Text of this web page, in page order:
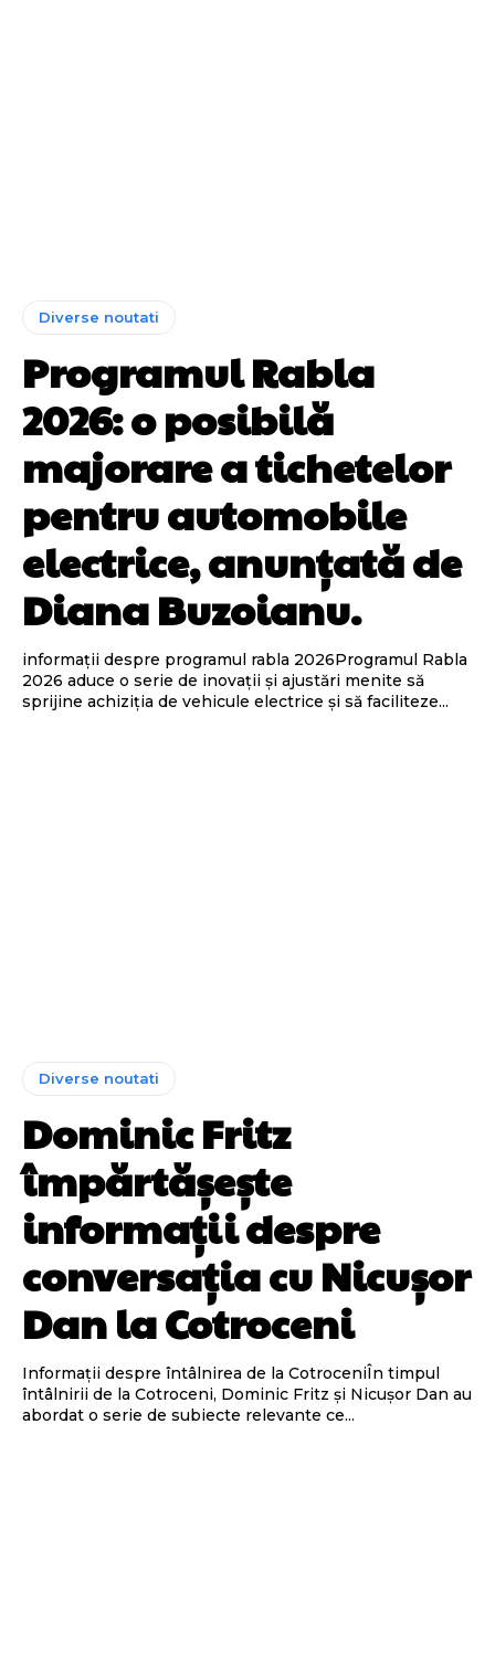
Diverse noutati
Programul Rabla
2026: o posibilă
majorare a tichetelor
pentru automobile
electrice, anunțată de
Diana Buzoianu.
informații despre programul rabla 2026Programul Rabla
2026 aduce o serie de inovații și ajustări menite să
sprijine achiziția de vehicule electrice și să faciliteze...
Diverse noutati
Dominic Fritz
împărtășește
informații despre
conversația cu Nicușor
Dan la Cotroceni
Informații despre întâlnirea de la CotroceniÎn timpul
întâlnirii de la Cotroceni, Dominic Fritz și Nicușor Dan au
abordat o serie de subiecte relevante ce...